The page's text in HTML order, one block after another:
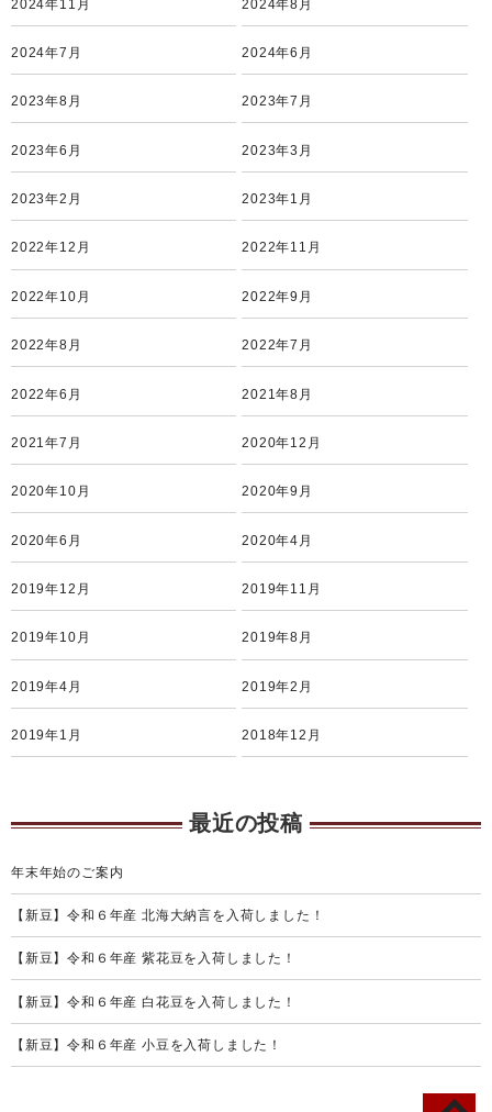
2024年11月 2024年8月
2024年7月 2024年6月
2023年8月 2023年7月
2023年6月 2023年3月
2023年2月 2023年1月
2022年12月 2022年11月
2022年10月 2022年9月
2022年8月 2022年7月
2022年6月 2021年8月
2021年7月 2020年12月
2020年10月 2020年9月
2020年6月 2020年4月
2019年12月 2019年11月
2019年10月 2019年8月
2019年4月 2019年2月
2019年1月 2018年12月
最近の投稿
年末年始のご案内
【新豆】令和６年産 北海大納言を入荷しました！
【新豆】令和６年産 紫花豆を入荷しました！
【新豆】令和６年産 白花豆を入荷しました！
【新豆】令和６年産 小豆を入荷しました！